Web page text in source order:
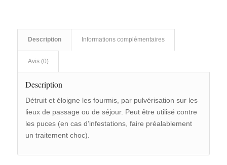
Description Informations complémentaires
Avis (0)
Description
Détruit et éloigne les fourmis, par pulvérisation sur les
lieux de passage ou de séjour. Peut être utilisé contre
les puces (en cas d’infestations, faire préalablement
un traitement choc).